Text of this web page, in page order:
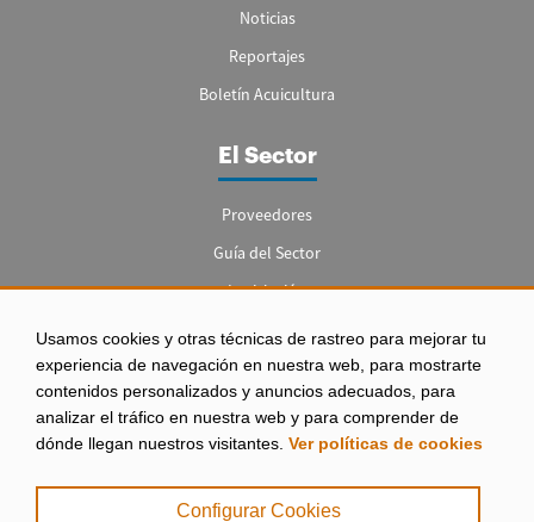
Usamos cookies y otras técnicas de rastreo para mejorar tu
experiencia de navegación en nuestra web, para mostrarte
contenidos personalizados y anuncios adecuados, para
analizar el tráfico en nuestra web y para comprender de
dónde llegan nuestros visitantes. Ver políticas de cookies
Configurar Cookies
Noticias
Reportajes
Boletín Acuicultura
El Sector
Proveedores
Guía del Sector
Legislación
Empleo
Aviso legal
|